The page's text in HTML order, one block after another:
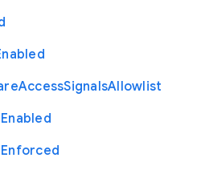
AccessSignalsAllowlist
Enabled
Enforced